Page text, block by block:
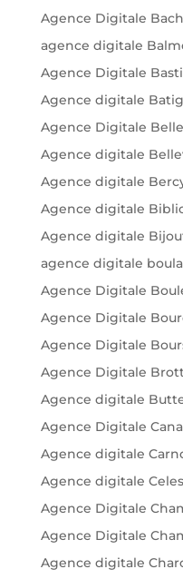
Agence Digitale
agence digitale
Agence Digitale
Agence digitale
Agence Digitale
Agence digitale
Agence digitale
Agence digitale
Agence digitale
agence digitale
Agence Digitale
Agence Digitale
Agence Digitale
Agence Digitale
Agence digitale
Agence Digitale
Agence digitale
Agence digitale
Agence Digitale
Agence Digitale
Agence digitale